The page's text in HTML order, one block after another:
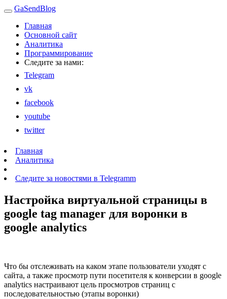
GaSendBlog
Главная
Основной сайт
Аналитика
Программирование
Следите за нами:
Telegram
vk
facebook
youtube
twitter
Главная
Аналитика
Следите за новостями в Telegramm
Настройка виртуальной страницы в
google tag manager для воронки в
google analytics
Что бы отслеживать на каком этапе пользователи уходят с
сайта, а также просмотр пути посетителя к конверсии в google
analytics настраивают цель просмотров страниц с
последовательностью (этапы воронки)